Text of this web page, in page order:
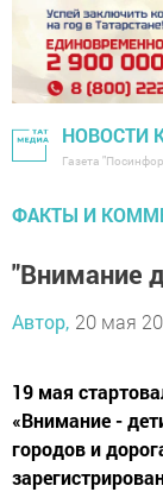
НОВОСТИ
Газета
ФАКТЫ И
"Внимание
Автор, 20 мая
19 мая
«Внимание -
городов и